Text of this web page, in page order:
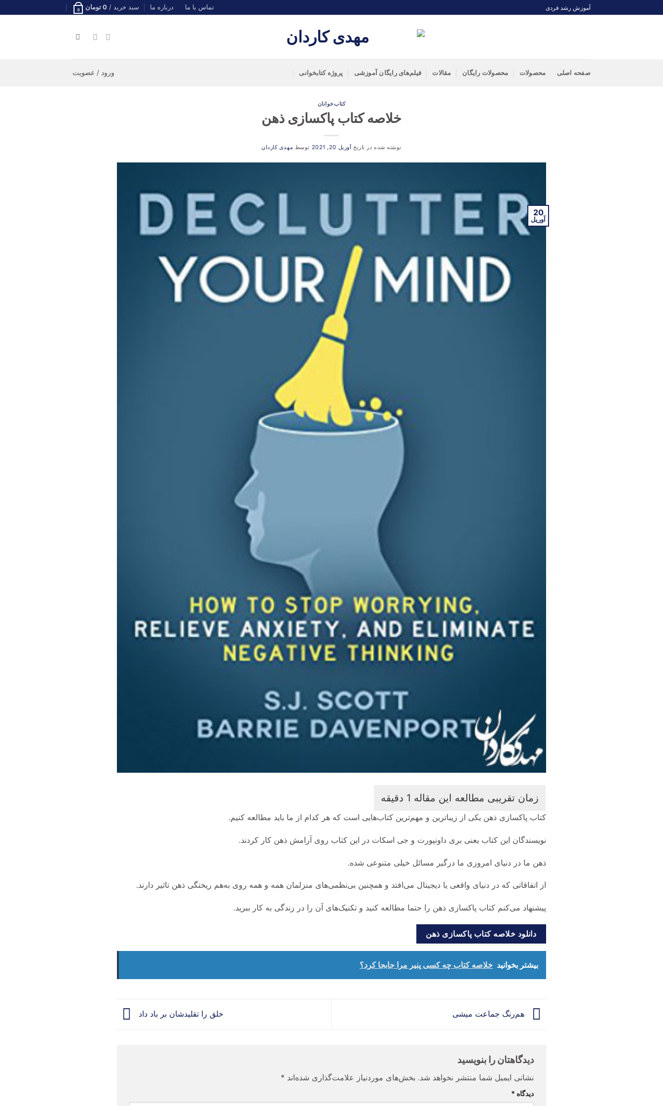
to
آموزش رشد فردی تماس با ما درباره ما سبد خرید / 0 تومان 0
صفحه اصلی محصولات محصولات رایگان مقالات فیلم‌های رایگان آموزشی پروژه کتابخوانی ورود / عضویت
کتاب‌خوانان
خلاصه کتاب پاکسازی ذهن
نوشته شده در تاریخآوریل 20, 2021 توسط مهدی کاردان
20
آوریل
کتاب پاکسازی ذهن یکی از زیباترین و مهم‌ترین کتاب‌هایی است که هر کدام از ما باید مطالعه کنیم.
نویسندگان این کتاب یعنی بری داونپورت و جی اسکات در این کتاب روی آرامش ذهن کار کردند.
ذهن ما در دنیای امروزی ما درگیر مسائل خیلی متنوعی شده.
از اتفاقاتی که در دنیای واقعی یا دیجیتال می‌افتد و همچنین بی‌نظمی‌های منزلمان همه و همه روی به‌هم ریختگی ذهن تاثیر دارند.
پیشنهاد می‌کنم کتاب پاکسازی ذهن را حتما مطالعه کنید و تکنیک‌های آن را در زندگی به کار ببرید.
دانلود خلاصه کتاب پاکسازی ذهن
بیشتر بخوانید خلاصه کتاب چه کسی پنیر مرا جابجا کرد؟
هم‌رنگ جماعت میشی خلق را تقلیدشان بر باد داد
دیدگاهتان را بنویسید
نشانی ایمیل شما منتشر نخواهد شد. بخش‌های موردنیاز علامت‌گذاری شده‌اند *
دیدگاه *